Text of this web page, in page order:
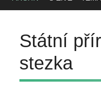
Státní
stezka